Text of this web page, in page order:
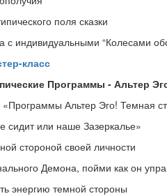
поля сказки
с индивидуальными “Колесами
класс
Программы - Альтер
Альтер Эго! Темная
сидит или наше Зазеркалье»
стороной своей личности
Демона, пойми как он
энергию темной стороны